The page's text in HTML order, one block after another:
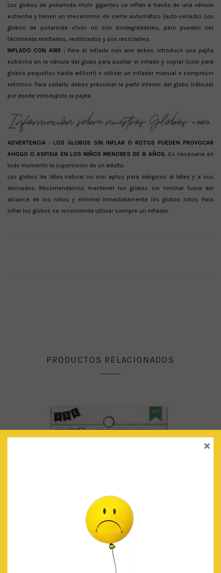
Los globos de poliamida «foil» gigantes se inflan a través de una válvula
estrecha y tienen un mecanismo de cierre automático (auto-sellado). Los
globos de poliamida «foil» no son biodegradables, pero pueden ser
fácilmente reinflados, reutilizados y son reciclables.
INFLADO CON AIRE : Para el inflado con aire debes introducir una pajita
estrecha en la válvula del globo para auxiliar el inflado y soplar (solo para
globos pequeños hasta ø45cm) o utilizar un inflador manual o compresor
eléctrico. Para sellarlo debes presionar la parte inferior del globo (válvula)
por donde introdujiste la pajita.
ADVERTENCIA : LOS GLOBOS SIN INFLAR O ROTOS PUEDEN PROVOCAR
AHOGO O ASFIXIA EN LOS NIÑOS MENORES DE 8 AÑOS. Es necesaria en
todo momento la supervisión de un adulto.
Los globos de látex natural no son aptos para alérgicos al látex y a sus
derivados. Recomendamos mantener los globos sin hinchar fuera del
alcance de los niños y eliminar inmediatamente los globos rotos. Para
inflar los globos se recomienda utilizar siempre un inflador.
PRODUCTOS RELACIONADOS
×